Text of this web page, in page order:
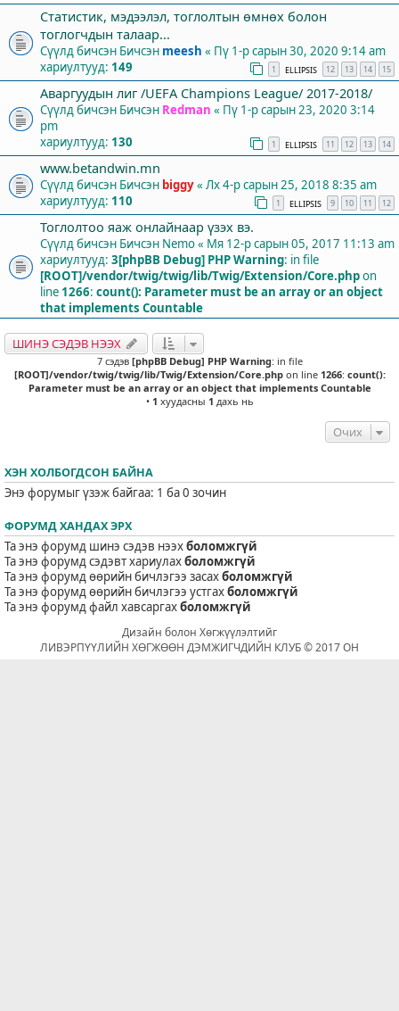
Статистик, мэдээлэл, тоглолтын өмнөх болон
тоглогчдын талаар...
Сүүлд бичсэн Бичсэн meesh « Пү 1-р сарын 30, 2020 9:14 am
хариултууд: 149 1 ELLIPSIS 12 13 14 15
Аваргуудын лиг /UEFA Champions League/ 2017-2018/
Сүүлд бичсэн Бичсэн Redman « Пү 1-р сарын 23, 2020 3:14
pm
хариултууд: 130 1 ELLIPSIS 11 12 13 14
www.betandwin.mn
Сүүлд бичсэн Бичсэн biggy« Лх 4-р сарын 25, 2018 8:35 am
хариултууд: 110 1 ELLIPSIS 9 10 11 12
Тоглолтоо яаж онлайнаар үзэх вэ.
Сүүлд бичсэн Бичсэн Nemo« Мя 12-р сарын 05, 2017 11:13 am
хариултууд: 3[phpBB Debug] PHP Warning: in file
[ROOT]/vendor/twig/twig/lib/Twig/Extension/Core.phpon
line 1266: count(): Parameter must be an array or an object
that implements Countable
ШИНЭ СЭДЭВ НЭЭХ
7 сэдэв [phpBB Debug] PHP Warning: in file
[ROOT]/vendor/twig/twig/lib/Twig/Extension/Core.phpon line 1266: count():
Parameter must be an array or an object that implements Countable
• 1 хуудасны 1 дахь нь
Очих
ХЭН ХОЛБОГДСОН БАЙНА
Энэ форумыг үзэж байгаа: 1 ба 0 зочин
ФОРУМД ХАНДАХ ЭРХ
Та энэ форумд шинэ сэдэв нээхболомжгүй
Та энэ форумд сэдэвт хариулахболомжгүй
Та энэ форумд өөрийн бичлэгээ засахболомжгүй
Та энэ форумд өөрийн бичлэгээ устгахболомжгүй
Та энэ форумд файл хавсаргахболомжгүй
Дизайн болон Хөгжүүлэлтийг
ЛИВЭРПҮҮЛИЙН ХӨГЖӨӨН ДЭМЖИГЧДИЙН КЛУБ © 2017 ОН